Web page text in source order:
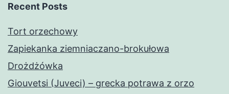
Recent Posts
Tort orzechowy
Zapiekanka ziemniaczano-brokułowa
Drożdżówka
Giouvetsi (Juveci) – grecka potrawa z orzo